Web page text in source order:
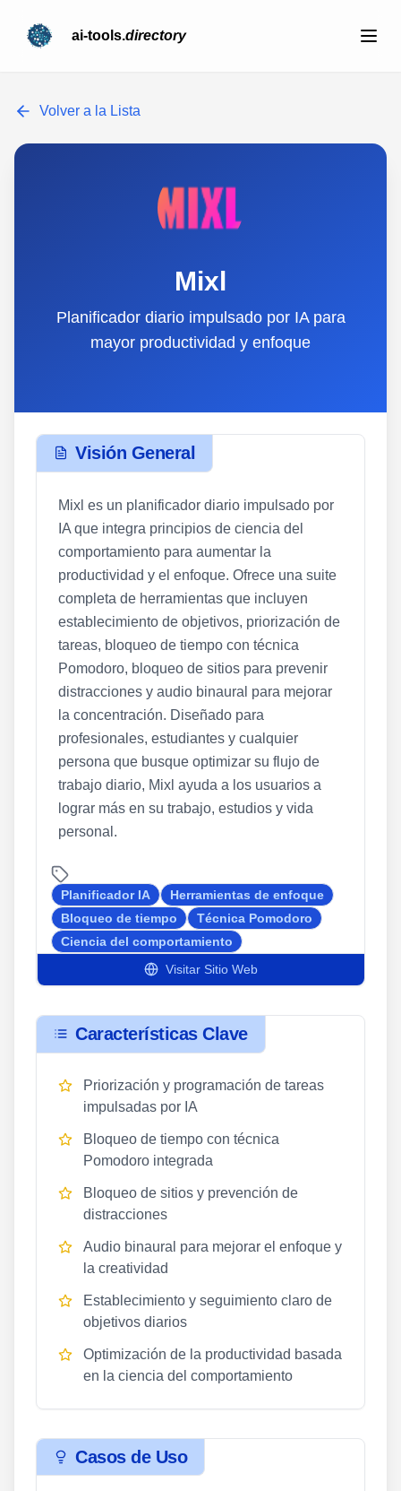
ai-tools.directory
Volver a la Lista
Mixl
Planificador diario impulsado por IA para
mayor productividad y enfoque
Visión General
Mixl es un planificador diario impulsado por
IA que integra principios de ciencia del
comportamiento para aumentar la
productividad y el enfoque. Ofrece una suite
completa de herramientas que incluyen
establecimiento de objetivos, priorización de
tareas, bloqueo de tiempo con técnica
Pomodoro, bloqueo de sitios para prevenir
distracciones y audio binaural para mejorar
la concentración. Diseñado para
profesionales, estudiantes y cualquier
persona que busque optimizar su flujo de
trabajo diario, Mixl ayuda a los usuarios a
lograr más en su trabajo, estudios y vida
personal.
Planificador IA
Herramientas de enfoque
Bloqueo de tiempo
Técnica Pomodoro
Ciencia del comportamiento
Visitar Sitio Web
Características Clave
Priorización y programación de tareas
impulsadas por IA
Bloqueo de tiempo con técnica
Pomodoro integrada
Bloqueo de sitios y prevención de
distracciones
Audio binaural para mejorar el enfoque y
la creatividad
Establecimiento y seguimiento claro de
objetivos diarios
Optimización de la productividad basada
en la ciencia del comportamiento
Casos de Uso